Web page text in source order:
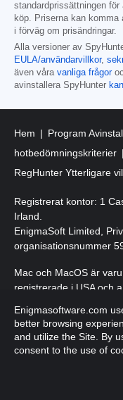
standardprissättningen
köp. Priserna kan
i förväg om prisändringar.
Alla versioner av
EULA/användarvillkor,
även våra vanliga frågor
avinstallera SpyHunter
Hem Program
hotbedömningskriterier
RegHunter Ytterligare
Registrerat kontor: 1
Irland.
EnigmaSoft Limited,
organisationsnummer
Mac och MacOS är
registrerade i USA och
Upphovsrätt 2016-2026
Enigmasoftware.com
better browsing
and utilize the Site. By
consent to the use of